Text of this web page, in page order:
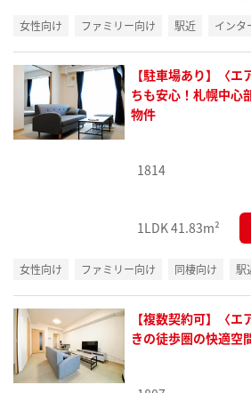
女性向け ファミリー向け 駅近 インタ
【駐車場あり】〈
ちも安心！札幌中心
物件
1814
1LDK41.83m²
女性向け ファミリー向け 同棲向け 駅
【複数契約可】〈
きの徒歩圏の快適空